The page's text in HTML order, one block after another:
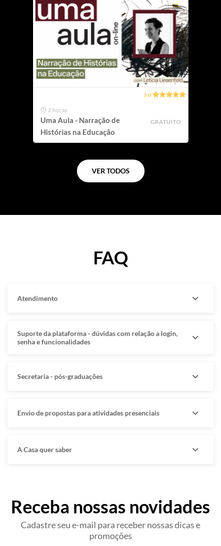
5.0
2 horas
Uma Aula - Narração de
Histórias na Educação
GRATUITO
VER TODOS
FAQ
Atendimento expand_more
Suporte da plataforma - dúvidas com relação a login,
senha e funcionalidades
expand_more
Secretaria - pós-graduações expand_more
Envio de propostas para atividades presenciais expand_more
A Casa quer saber expand_more
Receba nossas novidades
Cadastre seu e-mail para receber nossas dicas e
promoções